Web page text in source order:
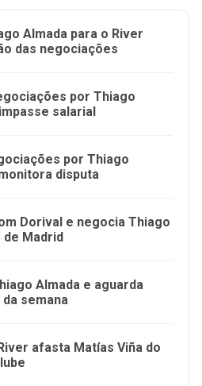
Almada para o River
das negociações
por Thiago
salarial
por Thiago
disputa
Dorival e negocia Thiago
Madrid
Almada e aguarda
semana
afasta Matías Viña do